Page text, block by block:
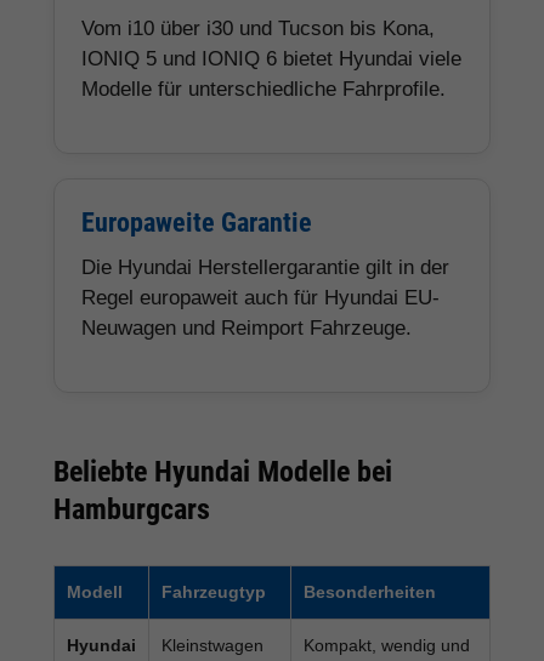
Vom i10 über i30 und Tucson bis Kona,
IONIQ 5 und IONIQ 6 bietet Hyundai viele
Modelle für unterschiedliche Fahrprofile.
Europaweite Garantie
Die Hyundai Herstellergarantie gilt in der
Regel europaweit auch für Hyundai EU-
Neuwagen und Reimport Fahrzeuge.
Beliebte Hyundai Modelle bei
Hamburgcars
Modell Fahrzeugtyp Besonderheiten
Hyundai
Kleinstwagen
Kompakt, wendig und